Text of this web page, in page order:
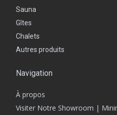
Sauna
Gîtes
Chalets
Autres produits
Navigation
À propos
Visiter Notre Showroom |